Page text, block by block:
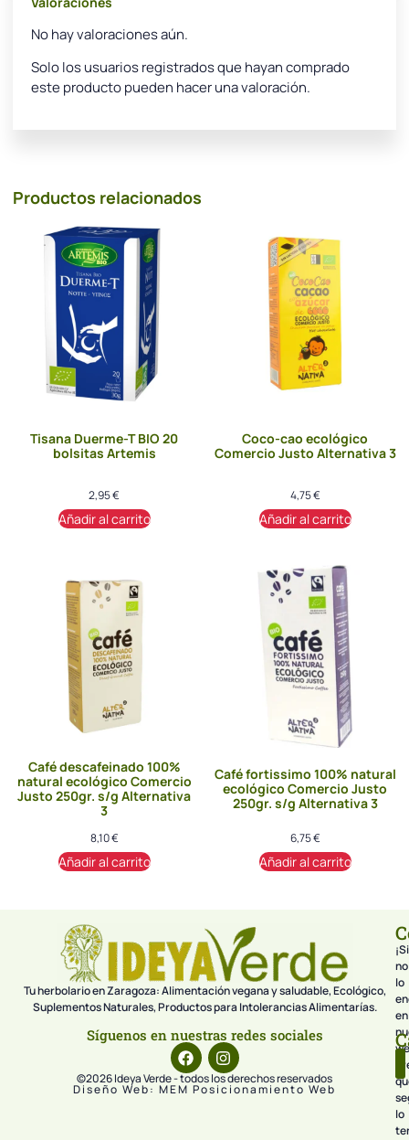
No hay valoraciones aún.
Solo los usuarios registrados que hayan comprado
este producto pueden hacer una valoración.
Productos relacionados
Tisana Duerme-T BIO 20
bolsitas Artemis
2,95€
Añadir al carrito
Coco-cao ecológico
Comercio Justo Alternativa 3
4,75€
Añadir al carrito
Café descafeinado 100%
natural ecológico Comercio
Justo 250gr. s/g Alternativa
3
8,10€
Añadir al carrito
Café fortissimo 100% natural
ecológico Comercio Justo
250gr. s/g Alternativa 3
6,75€
Añadir al carrito
Tu herbolario en Zaragoza: Alimentación vegana y saludable, Ecológico,
Suplementos Naturales, Productos para Intolerancias Alimentarías.
Síguenos en nuestras redes sociales
©2026 Ideya Verde - todos los derechos reservados
Diseño Web: MEM Posicionamiento Web
¡Si
no
lo
en
lo